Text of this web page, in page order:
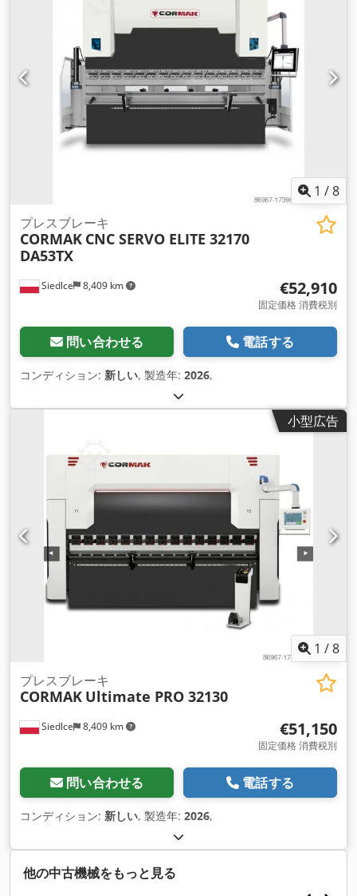
1 /8
Siedlce 8,409 km
プレスブレーキ
CORMAK CNC SERVO ELITE 32170
DA53TX
€52,910
固定価格 消費税別
問い合わせる 電話する
コンディション: 新しい, 製造年: 2026,
小型広告
1 /8
Siedlce 8,409 km
プレスブレーキ
CORMAK Ultimate PRO 32130
€51,150
固定価格 消費税別
問い合わせる 電話する
コンディション: 新しい, 製造年: 2026,
他の中古機械をもっと見る